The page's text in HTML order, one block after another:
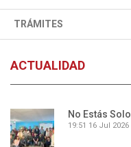
TRÁMITES
ACTUALIDAD
No Estás Solo
19:51 16 Jul 2026